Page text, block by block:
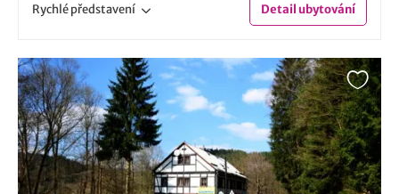
Rychlépředstavení Detailubytování